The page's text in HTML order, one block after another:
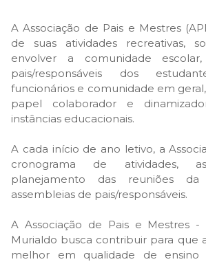
LISTA DE MATERIAIS
ATENDIMENTO
CALENDÁRIO ESCOLAR 2026
GUIA DA FAMÍLIA
A Associação de Pais e Mestres
de suas atividades recreativas,
envolver a comunidade
pais/responsáveis dos
funcionários e comunidade em
papel colaborador e
instâncias educacionais.
A cada início de ano letivo, a
cronograma de atividades,
planejamento das reuniões
assembleias de pais/responsáveis.
A Associação de Pais e Mestres -
Murialdo busca contribuir para que
melhor em qualidade de